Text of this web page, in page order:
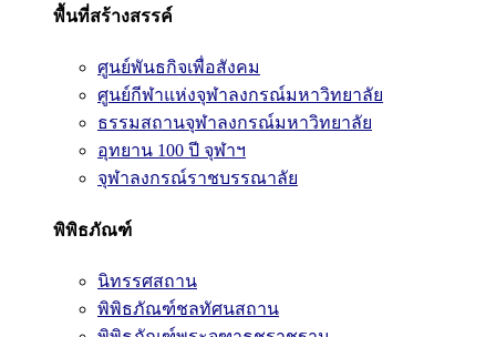
พื้นที่สร้างสรรค์
ศูนย์พันธกิจเพื่อสังคม
ศูนย์กีฬาแห่งจุฬาลงกรณ์มหาวิทยาลัย
ธรรมสถานจุฬาลงกรณ์มหาวิทยาลัย
อุทยาน 100 ปี จุฬาฯ
จุฬาลงกรณ์ราชบรรณาลัย
พิพิธภัณฑ์
นิทรรศสถาน
พิพิธภัณฑ์ชลทัศนสถาน